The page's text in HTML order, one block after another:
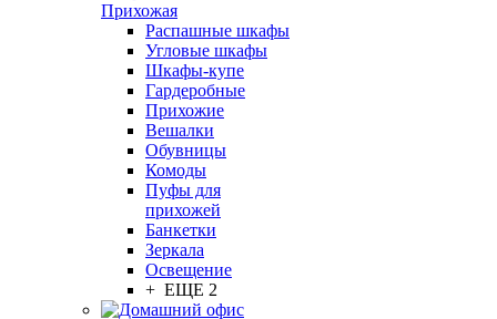
Прихожая
Распашные шкафы
Угловые шкафы
Шкафы-купе
Гардеробные
Прихожие
Вешалки
Обувницы
Комоды
Пуфы для
прихожей
Банкетки
Зеркала
Освещение
+ ЕЩЕ 2